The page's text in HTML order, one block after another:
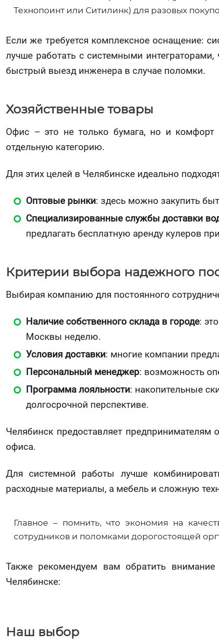
Технопоинт или Ситилинк) для разовых
Если же требуется комплексное оснащение:
лучше работать с системными интеграторами,
быстрый выезд инженера в случае поломки.
Хозяйственные товары
Офис – это не только бумага, но и комфорт
отдельную категорию.
Для этих целей в Челябинске идеально
Оптовые рынки: здесь можно закупить
Специализированные службы доставки
предлагать бесплатную аренду кулеров
Критерии выбора надежного
Выбирая компанию для постоянного
Наличие собственного склада в городе:
Москвы неделю.
Условия доставки: многие компании
Персональный менеджер: возможность
Программа лояльности: накопительные
долгосрочной перспективе.
Челябинск предоставляет
офиса.
Для системной работы лучше
расходные материалы, а мебель и сложную
Главное – помнить, что экономия на
сотрудников и поломками дорогостоящей
Также рекомендуем вам обратить
Челябинске:
Наш выбор